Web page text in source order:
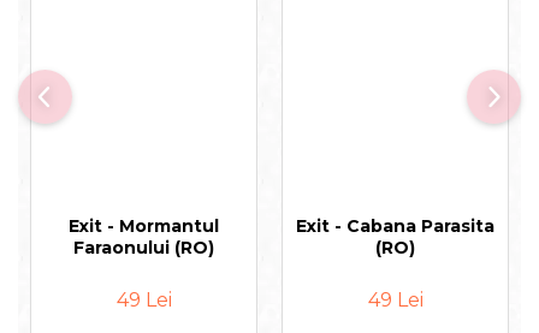
Exit - Mormantul
Faraonului (RO)
49 Lei
Exit - Cabana Parasita
(RO)
49 Lei